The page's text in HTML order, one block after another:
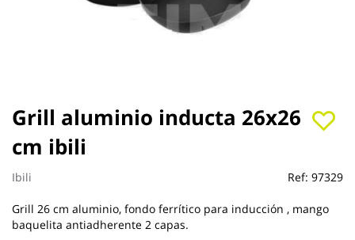
Grill aluminio inducta 26x26
cm ibili
Ibili Ref: 97329
Grill 26 cm aluminio, fondo ferrítico para inducción , mango
baquelita antiadherente 2 capas.
Saltar
al
comienzo
de
la
de
imágenes